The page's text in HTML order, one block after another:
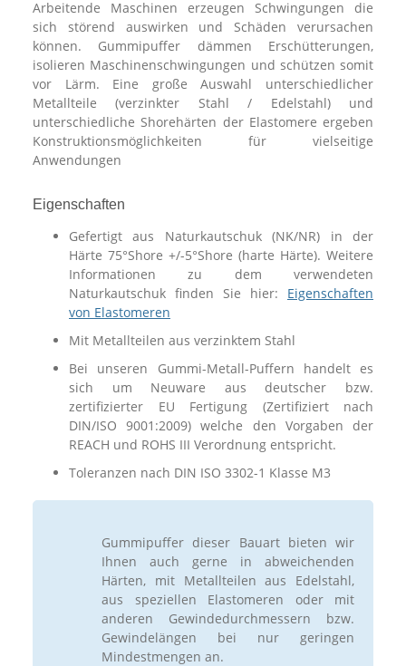
Arbeitende Maschinen erzeugen Schwingungen die
sich störend auswirken und Schäden verursachen
können. Gummipuffer dämmen Erschütterungen,
isolieren Maschinenschwingungen und schützen somit
vor Lärm. Eine große Auswahl unterschiedlicher
Metallteile (verzinkter Stahl / Edelstahl) und
unterschiedliche Shorehärten der Elastomere ergeben
Konstruktionsmöglichkeiten für vielseitige
Anwendungen
Eigenschaften
Gefertigt aus Naturkautschuk (NK/NR) in der
Härte 75°Shore +/-5°Shore (harte Härte). Weitere
Informationen zu dem verwendeten
Naturkautschuk finden Sie hier: Eigenschaften
von Elastomeren
Mit Metallteilen aus verzinktem Stahl
Bei unseren Gummi-Metall-Puffern handelt es
sich um Neuware aus deutscher bzw.
zertifizierter EU Fertigung (Zertifiziert nach
DIN/ISO 9001:2009) welche den Vorgaben der
REACH und ROHS III Verordnung entspricht.
Toleranzen nach DIN ISO 3302-1 Klasse M3
Gummipuffer dieser Bauart bieten wir
Ihnen auch gerne in abweichenden
Härten, mit Metallteilen aus Edelstahl,
aus speziellen Elastomeren oder mit
anderen Gewindedurchmessern bzw.
Gewindelängen bei nur geringen
Mindestmengen an.